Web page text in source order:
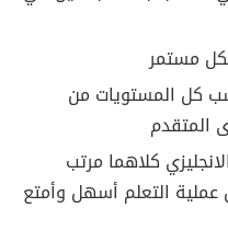
مستمر
كل المستويات من
المتقدم
كلاهما مرتب
التعلم أسهل وأمتع